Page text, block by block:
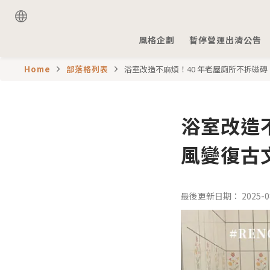
風格企劃 暫停營運出清公告
Home 部落格列表 浴室改造不麻煩！40 年老屋廁所不拆磁
浴室改造
風變復古
2025-